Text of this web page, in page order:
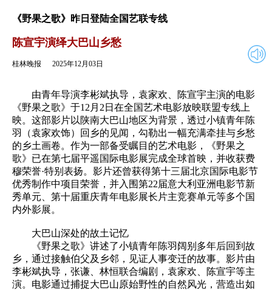
2025年12月03日
《野果之歌》昨日登陆全国艺联专线
陈宣宇演绎大巴山乡愁
桂林晚报 2025年12月03日
由青年导演李彬斌执导，袁家欢、陈宣宇主演的电影
《野果之歌》于12月2日在全国艺术电影放映联盟专线上
映。这部影片以陕南大巴山地区为背景，透过小镇青年陈
羽（袁家欢饰）回乡的见闻，勾勒出一幅充满牵挂与乡愁
的乡土画卷。作为一部备受瞩目的艺术电影，《野果之
歌》已在第七届平遥国际电影展完成全球首映，并收获费
穆荣誉·特别表扬。影片还曾获得第十三届北京国际电影节
优秀制作中项目荣誉，并入围第22届意大利亚洲电影节新
秀单元、第十届重庆青年电影展长片主竞赛单元等多个国
内外影展。
大巴山深处的故土记忆
《野果之歌》讲述了小镇青年陈羽阔别多年后回到故
乡，通过接触伯父及乡邻，见证人事变迁的故事。影片由
李彬斌执导，张谦、林恒联合编剧，袁家欢、陈宣宇等主
演。电影通过捕捉大巴山原始野性的自然风光，营造出如